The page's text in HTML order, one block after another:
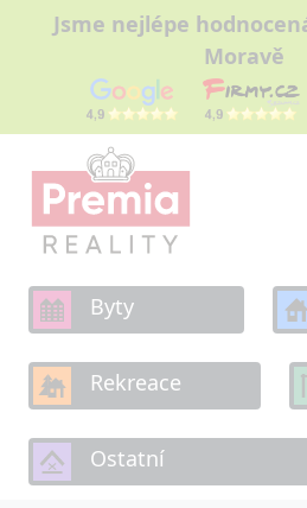
Jsme nejlépe
Moravě
Byty
Rekreace
Ostatní